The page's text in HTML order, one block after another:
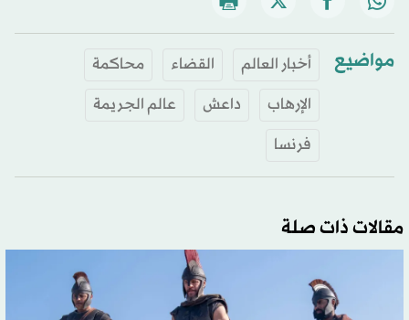
مواضيع أخبار العالم القضاء
محاكمة
الإرهاب
داعش
عالم الجريمة
فرنسا
مقالات ذات صلة